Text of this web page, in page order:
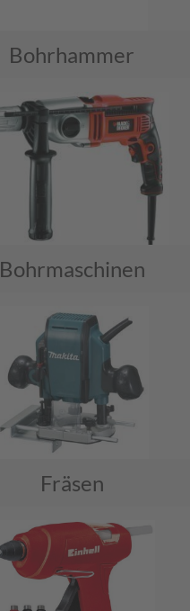
Bohrhammer
Bohrmaschinen
Fräsen